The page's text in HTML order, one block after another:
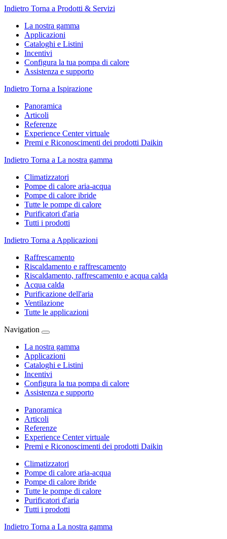
Indietro Torna a Prodotti & Servizi
La nostra gamma
Applicazioni
Cataloghi e Listini
Incentivi
Configura la tua pompa di calore
Assistenza e supporto
Indietro Torna a Ispirazione
Panoramica
Articoli
Referenze
Experience Center virtuale
Premi e Riconoscimenti dei prodotti Daikin
Indietro Torna a La nostra gamma
Climatizzatori
Pompe di calore aria-acqua
Pompe di calore ibride
Tutte le pompe di calore
Purificatori d'aria
Tutti i prodotti
Indietro Torna a Applicazioni
Raffrescamento
Riscaldamento e raffrescamento
Riscaldamento, raffrescamento e acqua calda
Acqua calda
Purificazione dell'aria
Ventilazione
Tutte le applicazioni
Navigation
La nostra gamma
Applicazioni
Cataloghi e Listini
Incentivi
Configura la tua pompa di calore
Assistenza e supporto
Panoramica
Articoli
Referenze
Experience Center virtuale
Premi e Riconoscimenti dei prodotti Daikin
Climatizzatori
Pompe di calore aria-acqua
Pompe di calore ibride
Tutte le pompe di calore
Purificatori d'aria
Tutti i prodotti
Indietro Torna a La nostra gamma